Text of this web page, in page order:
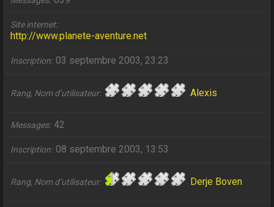
Site internet
http://www.planete-aventure.net
Inscription 03 septembre 2003, 23:23
Rang, Nom d’utilisateur Alexis
Messages 42
Inscription 08 septembre 2003, 13:53
Rang, Nom d’utilisateur Derje Boven